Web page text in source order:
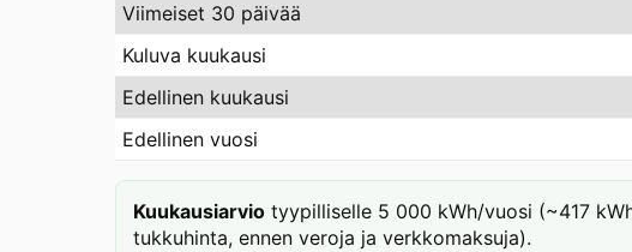
Viimeiset 30 päivää
Kuluva kuukausi
Edellinen kuukausi
Edellinen vuosi
Kuukausiarvio tyypilliselle 5 000 kWh/vuosi (~417
tukkuhinta, ennen veroja ja verkkomaksuja).